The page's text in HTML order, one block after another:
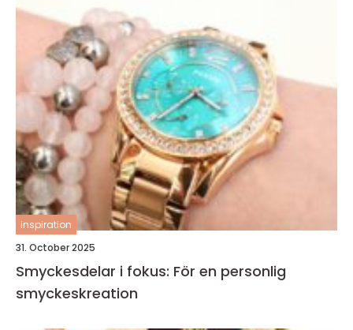
inspiration
31. October 2025
Smyckesdelar i fokus: För en personlig
smyckeskreation